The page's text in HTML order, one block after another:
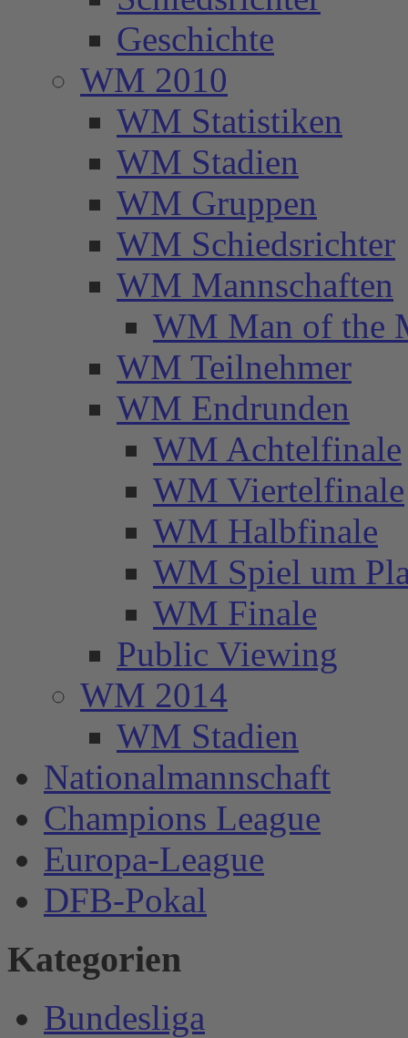
Geschichte
WM 2010
WM Statistiken
WM Stadien
WM Gruppen
WM Schiedsrichter
WM Mannschaften
WM Man of the
WM Teilnehmer
WM Endrunden
WM Achtelfinale
WM Viertelfinale
WM Halbfinale
WM Spiel um
WM Finale
Public Viewing
WM 2014
WM Stadien
Nationalmannschaft
Champions League
Europa-League
DFB-Pokal
Kategorien
Bundesliga